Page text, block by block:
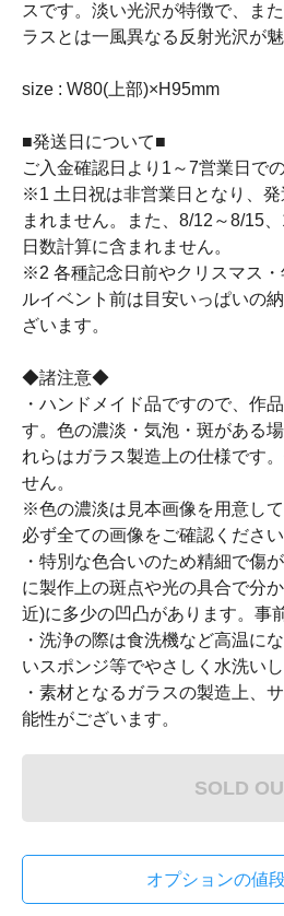
スです。淡い光沢が特徴で、ま
ラスとは一風異なる反射光沢が魅
size : W80(上部)×H95mm
■発送日について■
ご入金確認日より1～7営業日で
※1 土日祝は非営業日となり、
まれません。また、8/12～8/15
日数計算に含まれません。
※2 各種記念日前やクリスマス
ルイベント前は目安いっぱいの
ざいます。
◆諸注意◆
・ハンドメイド品ですので、作
す。色の濃淡・気泡・斑がある
れらはガラス製造上の仕様です
せん。
※色の濃淡は見本画像を用意して
必ず全ての画像をご確認ください
・特別な色合いのため精細で傷
に製作上の斑点や光の具合で分
近)に多少の凹凸があります。事
・洗浄の際は食洗機など高温に
いスポンジ等でやさしく水洗いし
・素材となるガラスの製造上、
能性がございます。
SOLD
オプションの値